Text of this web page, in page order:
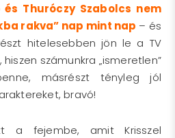
és Thuróczy Szabolcs nem
rakva” nap mint nap – és
hitelesebben jön le a TV
számunkra „ismeretlen”
másrészt tényleg jól
bravó!
a fejembe, amit Krisszel